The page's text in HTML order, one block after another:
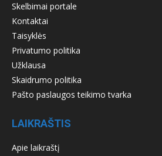
Skelbimai portale
Kontaktai
Taisyklės
Privatumo politika
Užklausa
Skaidrumo politika
Pašto paslaugos teikimo tvarka
LAIKRAŠTIS
Apie laikraštį